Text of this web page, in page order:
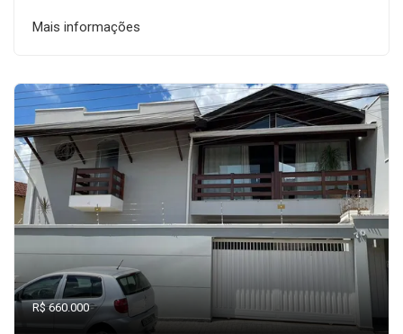
Mais informações
R$ 660.000